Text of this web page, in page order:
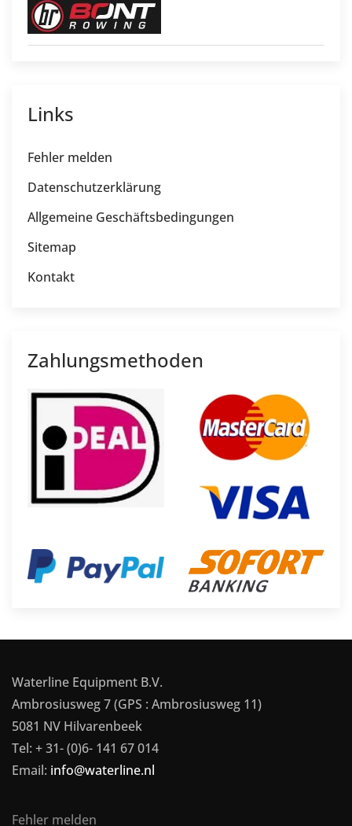
Links
Fehler melden
Datenschutzerklärung
Allgemeine Geschäftsbedingungen
Sitemap
Kontakt
Zahlungsmethoden
Waterline Equipment B.V.
Ambrosiusweg 7 (GPS : Ambrosiusweg 11)
5081 NV Hilvarenbeek
Tel: + 31- (0)6- 141 67 014
Email: info@waterline.nl
Fehler melden